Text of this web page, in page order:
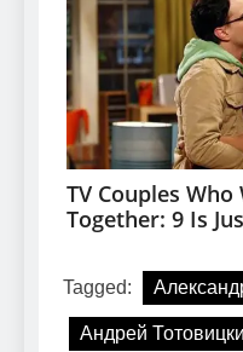
Tagged:
Андрей